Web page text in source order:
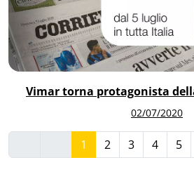
Vimar torna protagonista
02/07/2020
1 2 3 4 5